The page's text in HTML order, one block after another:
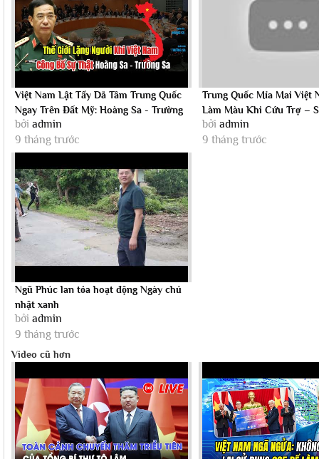
Việt Nam Lật Tẩy Dã Tâm Trung Quốc
Ngay Trên Đất Mỹ: Hoàng Sa - Trường
Sa...
bởi admin
9 tháng trước
Trung Quốc Mỉa Mai Việt
Làm Màu Khi Cứu Trợ –
Thái...
bởi admin
9 tháng trước
Ngũ Phúc lan tỏa hoạt động Ngày chủ
nhật xanh
bởi admin
9 tháng trước
Video cũ hơn